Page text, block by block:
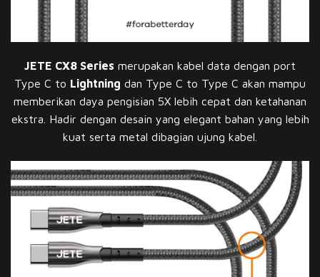
JETE CX8 Series merupakan kabel data dengan port
Type C to Lightning dan Type C to Type C akan mampu
memberikan daya pengisian 5X lebih cepat dan ketahanan
ekstra. Hadir dengan desain yang elegant bahan yang lebih
kuat serta metal dibagian ujung kabel.